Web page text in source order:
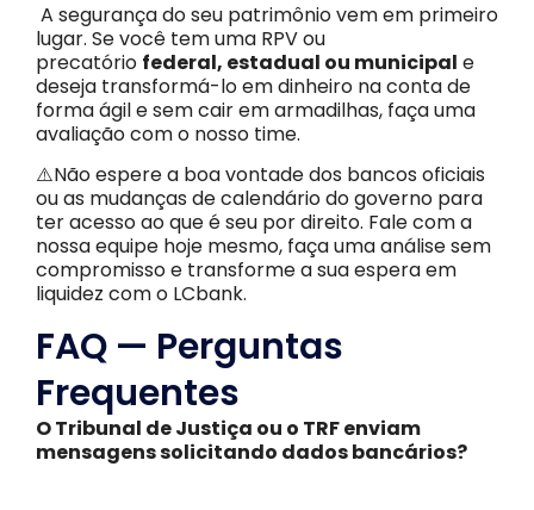
A segurança do seu patrimônio vem em primeiro
lugar. Se você tem uma RPV ou
precatório federal, estadual ou municipal e
deseja transformá-lo em dinheiro na conta de
forma ágil e sem cair em armadilhas, faça uma
avaliação com o nosso time.
⚠️Não espere a boa vontade dos bancos oficiais
ou as mudanças de calendário do governo para
ter acesso ao que é seu por direito. Fale com a
nossa equipe hoje mesmo, faça uma análise sem
compromisso e transforme a sua espera em
liquidez com o LCbank.
FAQ — Perguntas
Frequentes
O Tribunal de Justiça ou o TRF enviam
mensagens solicitando dados bancários?